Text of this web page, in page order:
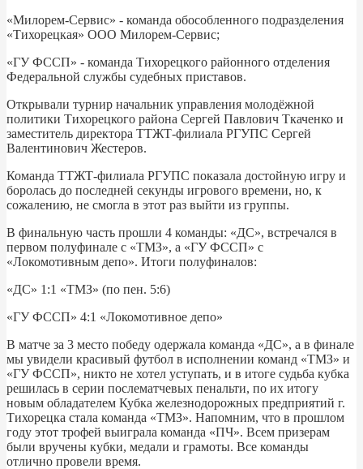
«Милорем-Сервис» - команда обособленного подразделения
«Тихорецкая» ООО Милорем-Сервис;
«ГУ ФССП» - команда Тихорецкого районного отделения
Федеральной службы судебных приставов.
Открывали турнир начальник управления молодёжной
политики Тихорецкого района Сергей Павлович Ткаченко и
заместитель директора ТТЖТ-филиала РГУПС Сергей
Валентинович Жестеров.
Команда ТТЖТ-филиала РГУПС показала достойную игру и
боролась до последней секунды игрового времени, но, к
сожалению, не смогла в этот раз выйти из группы.
В финальную часть прошли 4 команды: «ДС», встречался в
первом полуфинале с «ТМЗ», а «ГУ ФССП» с
«Локомотивным депо». Итоги полуфиналов:
«ДС» 1:1 «ТМЗ» (по пен. 5:6)
«ГУ ФССП» 4:1 «Локомотивное депо»
В матче за 3 место победу одержала команда «ДС», а в финале
мы увидели красивый футбол в исполнении команд «ТМЗ» и
«ГУ ФССП», никто не хотел уступать, и в итоге судьба кубка
решилась в серии послематчевых пенальти, по их итогу
новым обладателем Кубка железнодорожных предприятий г.
Тихорецка стала команда «ТМЗ». Напомним, что в прошлом
году этот трофей выиграла команда «ПЧ». Всем призерам
были вручены кубки, медали и грамоты. Все команды
отлично провели время.